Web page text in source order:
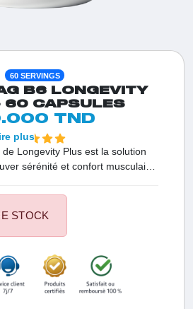
60 SERVINGS
B6 LONGEVITY
60 CAPSULES
TND
Longevity Plus est la solution
sérénité et confort musculaire.
et les mieux tolérées au
une absorption optimale sans
ce complément est votre allié
combattre le stress, éliminer les
un sommeil réparateur. Offrez à
vitalité renouvelée et une santé
plus
STOCK